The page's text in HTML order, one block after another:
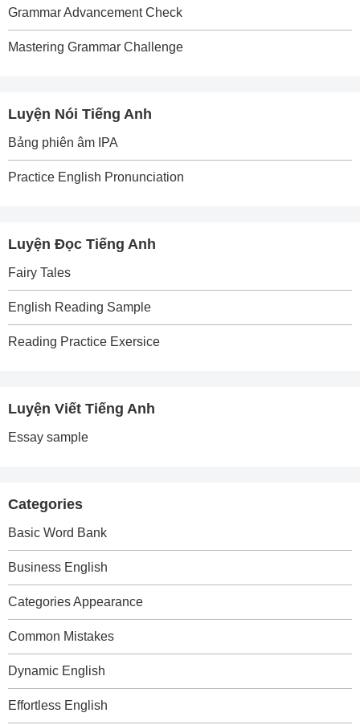
Grammar Advancement Check
Mastering Grammar Challenge
Luyện Nói Tiếng Anh
Bảng phiên âm IPA
Practice English Pronunciation
Luyện Đọc Tiếng Anh
Fairy Tales
English Reading Sample
Reading Practice Exersice
Luyện Viết Tiếng Anh
Essay sample
Categories
Basic Word Bank
Business English
Categories Appearance
Common Mistakes
Dynamic English
Effortless English